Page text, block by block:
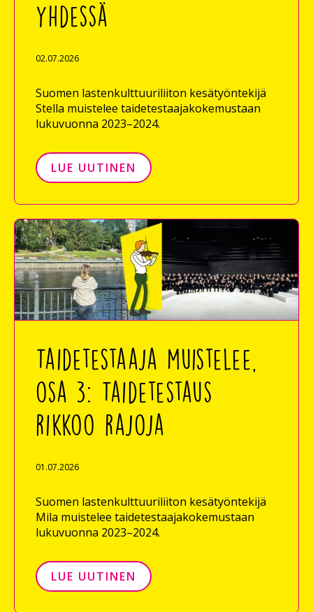
yhdessä
02.07.2026
Suomen lastenkulttuuriliiton kesätyöntekijä
Stella muistelee taidetestaajakokemustaan
lukuvuonna 2023–2024.
LUE UUTINEN
Taidetestaaja muistelee,
osa 3: Taidetestaus
rikkoo rajoja
01.07.2026
Suomen lastenkulttuuriliiton kesätyöntekijä
Mila muistelee taidetestaajakokemustaan
lukuvuonna 2023–2024.
LUE UUTINEN